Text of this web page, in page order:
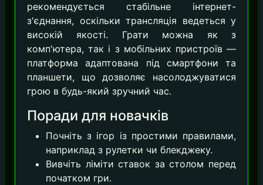
рекомендується стабільне інтернет-
з'єднання, оскільки трансляція ведеться у
високій якості. Грати можна як з
комп'ютера, так і з мобільних пристроїв —
платформа адаптована під смартфони та
планшети, що дозволяє насолоджуватися
грою в будь-який зручний час.
Поради для новачків
Почніть з ігор із простими правилами,
наприклад з рулетки чи блекджеку.
Вивчіть ліміти ставок за столом перед
початком гри.